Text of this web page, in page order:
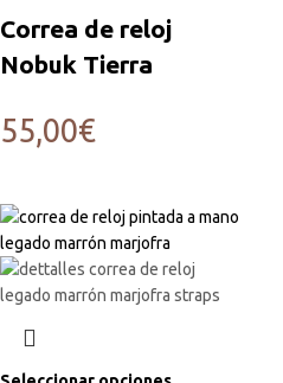
Correa de reloj
Nobuk Tierra
55,00€